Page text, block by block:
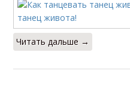
Читать дальше →